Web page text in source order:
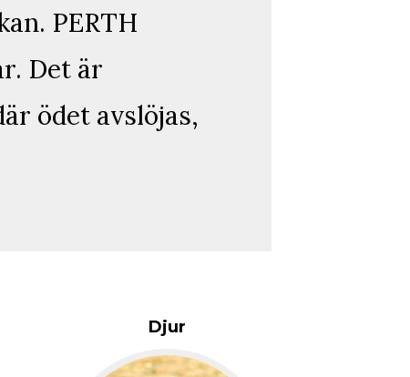
PERTH
Det är
ödet avslöjas,
Djur